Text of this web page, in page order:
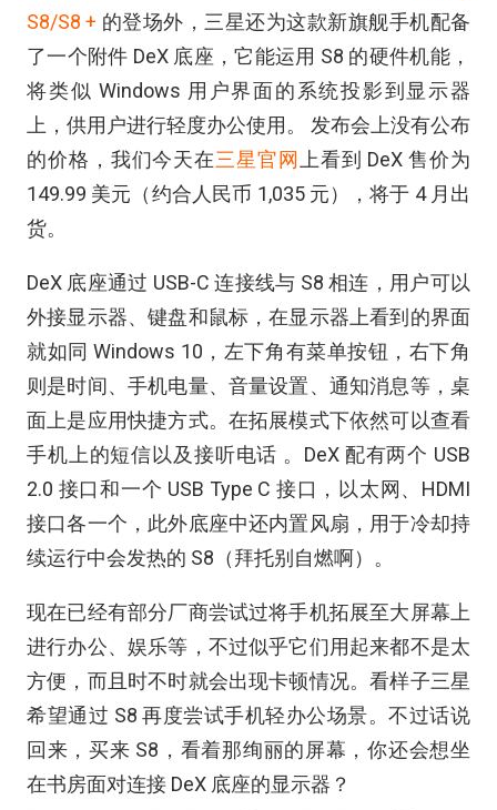
S8/S8 + 的登场外，三星还为这款新旗舰手机配备
了一个附件 DeX 底座，它能运用 S8 的硬件机能，
将类似 Windows 用户界面的系统投影到显示器
上，供用户进行轻度办公使用。 发布会上没有公布
的价格，我们今天在三星官网 上看到 DeX 售价为
149.99 美元（约合人民币 1,035 元），将于 4 月出
货。
DeX 底座通过 USB-C 连接线与 S8 相连，用户可以
外接显示器、键盘和鼠标，在显示器上看到的界面
就如同 Windows 10，左下角有菜单按钮，右下角
则是时间、手机电量、音量设置、通知消息等，桌
面上是应用快捷方式。在拓展模式下依然可以查看
手机上的短信以及接听电话 。DeX 配有两个 USB
2.0 接口和一个 USB Type C 接口，以太网、HDMI
接口各一个，此外底座中还内置风扇，用于冷却持
续运行中会发热的 S8（拜托别自燃啊）。
现在已经有部分厂商尝试过将手机拓展至大屏幕上
进行办公、娱乐等，不过似乎它们用起来都不是太
方便，而且时不时就会出现卡顿情况。看样子三星
希望通过 S8 再度尝试手机轻办公场景。不过话说
回来，买来 S8，看着那绚丽的屏幕，你还会想坐
在书房面对连接 DeX 底座的显示器？